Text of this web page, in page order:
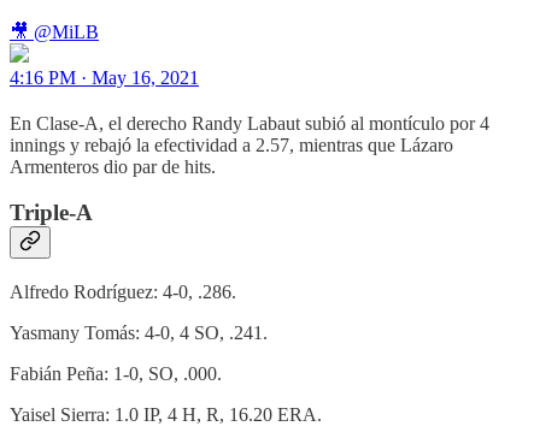
🎥 @MiLB
4:16 PM · May 16, 2021
En Clase-A, el derecho Randy Labaut subió al montículo por 4
innings y rebajó la efectividad a 2.57, mientras que Lázaro
Armenteros dio par de hits.
Triple-A
Alfredo Rodríguez: 4-0, .286.
Yasmany Tomás: 4-0, 4 SO, .241.
Fabián Peña: 1-0, SO, .000.
Yaisel Sierra: 1.0 IP, 4 H, R, 16.20 ERA.